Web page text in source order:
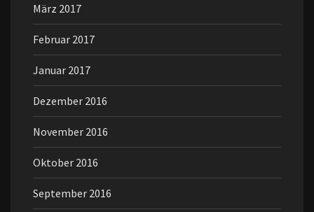
März 2017
Februar 2017
Januar 2017
Dezember 2016
November 2016
Oktober 2016
September 2016